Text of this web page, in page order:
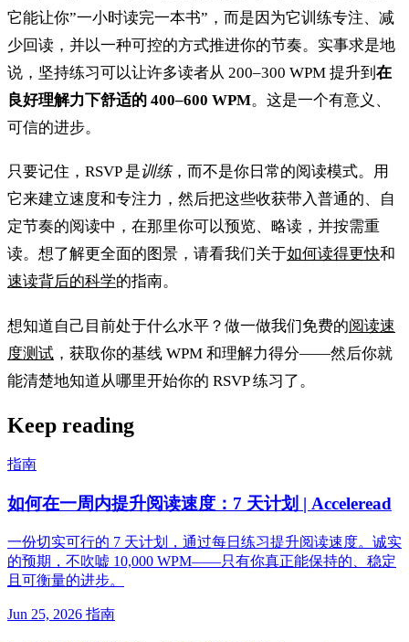
它能让你”一小时读完一本书”，而是因为它训练专注、减
少回读，并以一种可控的方式推进你的节奏。实事求是地
说，坚持练习可以让许多读者从 200–300 WPM 提升到 在
良好理解力下舒适的 400–600 WPM。这是一个有意义、
可信的进步。
只要记住，RSVP 是训练，而不是你日常的阅读模式。用
它来建立速度和专注力，然后把这些收获带入普通的、自
定节奏的阅读中，在那里你可以预览、略读，并按需重
读。想了解更全面的图景，请看我们关于如何读得更快和
速读背后的科学的指南。
想知道自己目前处于什么水平？做一做我们免费的阅读速
度测试 ，获取你的基线 WPM 和理解力得分——然后你就
能清楚地知道从哪里开始你的 RSVP 练习了。
Keep reading
指南
如何在一周内提升阅读速度：7 天计划 | Acceleread
一份切实可行的 7 天计划，通过每日练习提升阅读速度。诚实
的预期，不吹嘘 10,000 WPM——只有你真正能保持的、稳定
且可衡量的进步。
Jun 25, 2026 指南